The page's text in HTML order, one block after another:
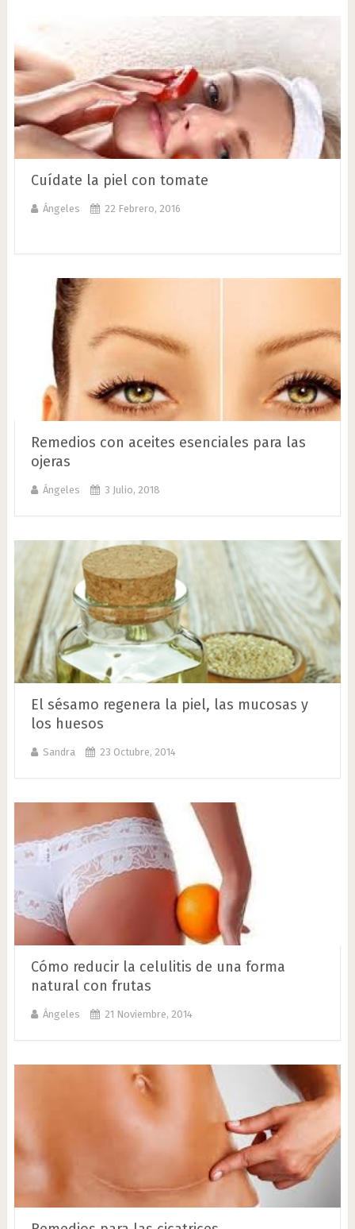
Cuídate la piel con tomate
Ángeles 22 Febrero, 2016
Remedios con aceites esenciales para las
ojeras
Ángeles 3 Julio, 2018
El sésamo regenera la piel, las mucosas y
los huesos
Sandra 23 Octubre, 2014
Cómo reducir la celulitis de una forma
natural con frutas
Ángeles 21 Noviembre, 2014